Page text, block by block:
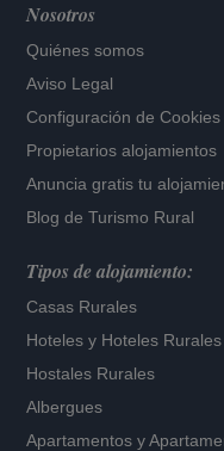
Nosotros
Quiénes somos
Aviso Legal
Configuración de Cookies
Propietarios alojamientos
Anuncia gratis tu
Blog de Turismo Rural
Tipos de alojamiento:
Casas Rurales
Hoteles y Hoteles Rurales
Hostales Rurales
Albergues
Apartamentos y